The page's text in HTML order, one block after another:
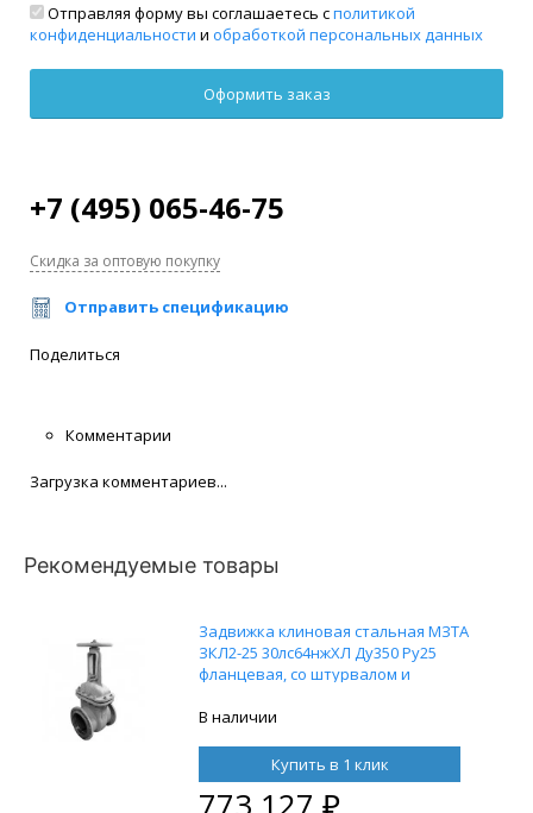
Отправляя форму вы соглашаетесь сполитикой
конфиденциальности и обработкой персональных данных
+7 (495) 065-46-75
Скидка за оптовую покупку
Отправить спецификацию
Поделиться
Комментарии
Загрузка комментариев...
Рекомендуемые товары
Задвижка клиновая стальная МЗТА
ЗКЛ2-25 30лс64нжХЛ Ду350 Ру25
фланцевая, со штурвалом и
В наличии
Купить в 1 клик
773 127 ₽